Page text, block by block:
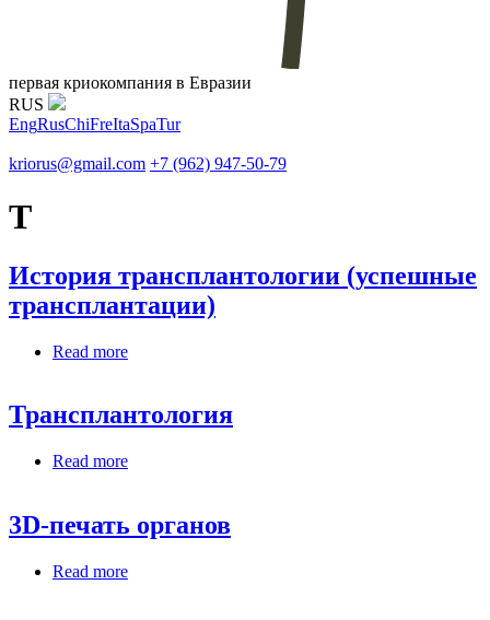
первая криокомпания в Евразии
RUS
EngRusChiFreItaSpaTur
kriorus@gmail.com +7 (962) 947-50-79
Т
История трансплантологии (успешные
трансплантации)
Read more
Трансплантология
Read more
3D-печать органов
Read more